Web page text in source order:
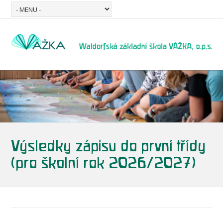
Výsledky zápisu do první třídy
(pro školní rok 2026/2027)